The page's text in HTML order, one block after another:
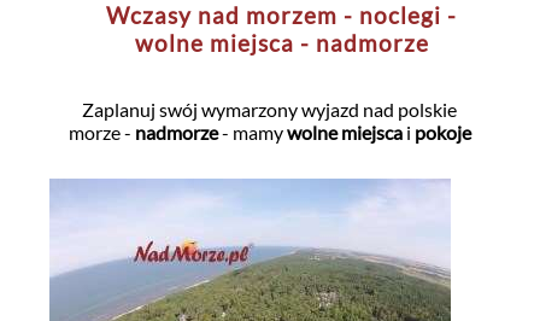
Wczasy nad morzem - noclegi -
wolne miejsca - nadmorze
Zaplanuj swój wymarzony wyjazd nad polskie
morze - nadmorze- mamywolne miejscai pokoje